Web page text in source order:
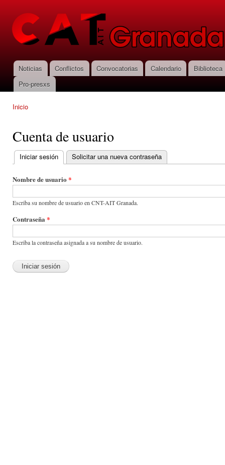
CNT-AIT
Granada
Menú principal
Noticias Conflictos Convocatorias Calendario
Biblioteca
Pro-presxs
Inicio
Cuenta de usuario
Solapas principales
Iniciar sesión (solapa activa)
Solicitar una nueva contraseña
Nombre de usuario *
Escriba su nombre de usuario en CNT-AIT Granada.
Contraseña *
Escriba la contraseña asignada a su nombre de usuario.